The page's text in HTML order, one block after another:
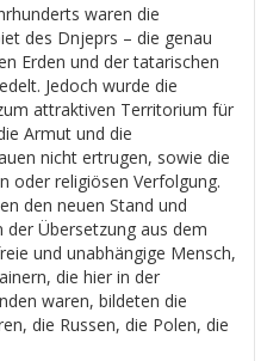
waren die
des Dnjeprs – die genau
Erden und der tatarischen
Jedoch wurde die
attraktiven Territorium für
Armut und die
nicht ertrugen, sowie die
oder religiösen Verfolgung.
den neuen Stand und
der Übersetzung aus dem
und unabhängige Mensch,
die hier in der
waren, bildeten die
die Russen, die Polen, die